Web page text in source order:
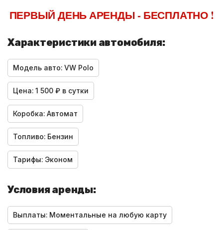
ПЕРВЫЙ ДЕНЬ АРЕНДЫ - БЕСПЛАТНО !
Характеристики автомобиля:
Модель авто: VW Polo
Цена: 1 500 ₽ в сутки
Коробка: Автомат
Топливо: Бензин
Тарифы: Эконом
Условия аренды:
Выплаты: Моментальные на любую карту